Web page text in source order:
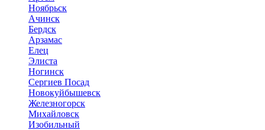
Ноябрьск
Ачинск
Бердск
Арзамас
Елец
Элиста
Ногинск
Сергиев Посад
Новокуйбышевск
Железногорск
Михайловск
Изобильный